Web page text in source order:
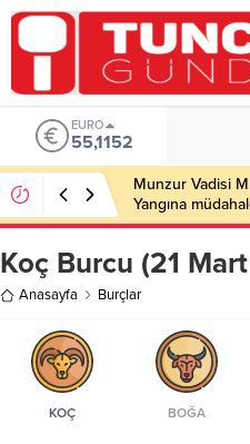
EURO
55,1152
Munzur Vadisi
Yangına
Koç Burcu (21
Anasayfa Burçlar
KOÇ BOĞA